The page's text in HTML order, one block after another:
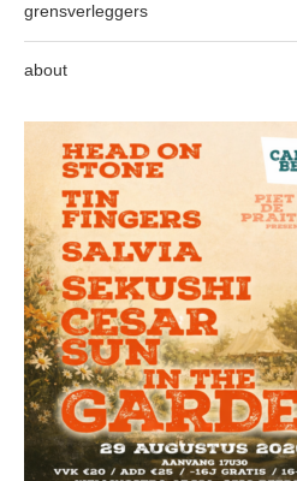
grensverleggers
about